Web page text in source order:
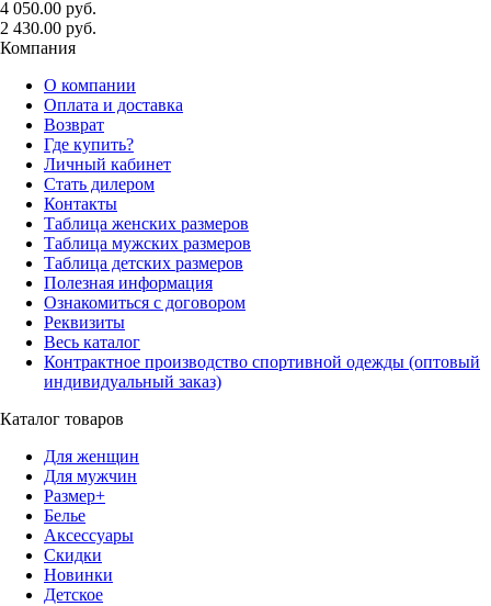
4 050.00 руб.
2 430.00 руб.
Компания
О компании
Оплата и доставка
Возврат
Где купить?
Личный кабинет
Стать дилером
Контакты
Таблица женских размеров
Таблица мужских размеров
Таблица детских размеров
Полезная информация
Ознакомиться с договором
Реквизиты
Весь каталог
Контрактное производство спортивной одежды (оптовый
индивидуальный заказ)
Каталог товаров
Для женщин
Для мужчин
Размер+
Белье
Аксессуары
Скидки
Новинки
Детское